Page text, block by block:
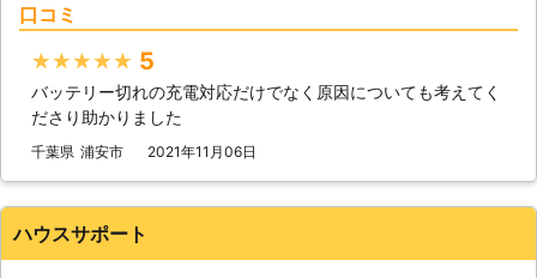
んな原因がある 車の放置だけではな
原因があります。下記に紹介していき
口コミ
★★★★★ 5
バッテリー切れの充電対応だけでなく原因についても考えてく
ださり助かりました
千葉県 浦安市 2021年11月06日
ハウスサポート